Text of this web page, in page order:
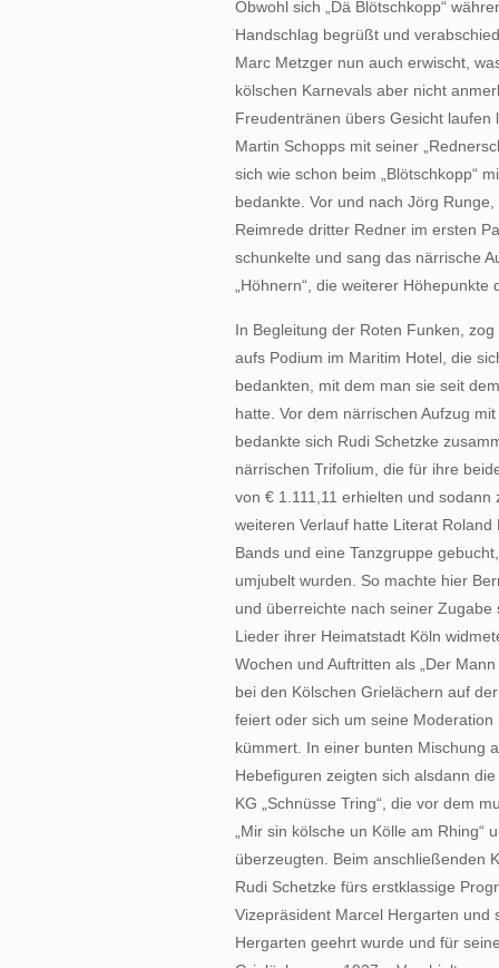
Obwohl sich „Dä Blötschkopp“
Handschlag begrüßt und
Marc Metzger nun auch erwischt,
kölschen Karnevals aber nicht
Freudentränen übers Gesicht
Martin Schopps mit seiner
sich wie schon beim „Blötschkopp“
bedankte. Vor und nach Jörg
Reimrede dritter Redner im ersten
schunkelte und sang das närrische
„Höhnern“, die weiterer
In Begleitung der Roten Funken,
aufs Podium im Maritim Hotel, die
bedankten, mit dem man sie seit
hatte. Vor dem närrischen Aufzug
bedankte sich Rudi Schetzke
närrischen Trifolium, die für ihre
von € 1.111,11 erhielten und
weiteren Verlauf hatte Literat
Bands und eine Tanzgruppe
umjubelt wurden. So machte hier
und überreichte nach seiner Zugabe
Lieder ihrer Heimatstadt Köln
Wochen und Auftritten als „Der
bei den Kölschen Grielächern auf
feiert oder sich um seine
kümmert. In einer bunten Mischung
Hebefiguren zeigten sich alsdann
KG „Schnüsse Tring“, die vor dem
„Mir sin kölsche un Kölle am Rhing“
überzeugten. Beim anschließenden
Rudi Schetzke fürs erstklassige
Vizepräsident Marcel Hergarten und
Hergarten geehrt wurde und für